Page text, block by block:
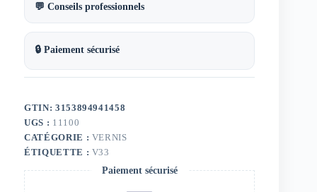
💬 Conseils professionnels
🔒 Paiement sécurisé
GTIN: 3153894941458
UGS : 11100
CATÉGORIE : VERNIS
ÉTIQUETTE : V33
Paiement sécurisé